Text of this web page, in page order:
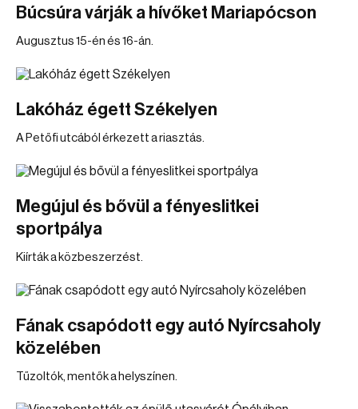
Búcsúra várják a hívőket Mariapócson
Augusztus 15-én és 16-án.
Lakóház égett Székelyen
A Petőfi utcából érkezett a riasztás.
Megújul és bővül a fényeslitkei
sportpálya
Kiírták a közbeszerzést.
Fának csapódott egy autó Nyírcsaholy
közelében
Tűzoltók, mentők a helyszínen.